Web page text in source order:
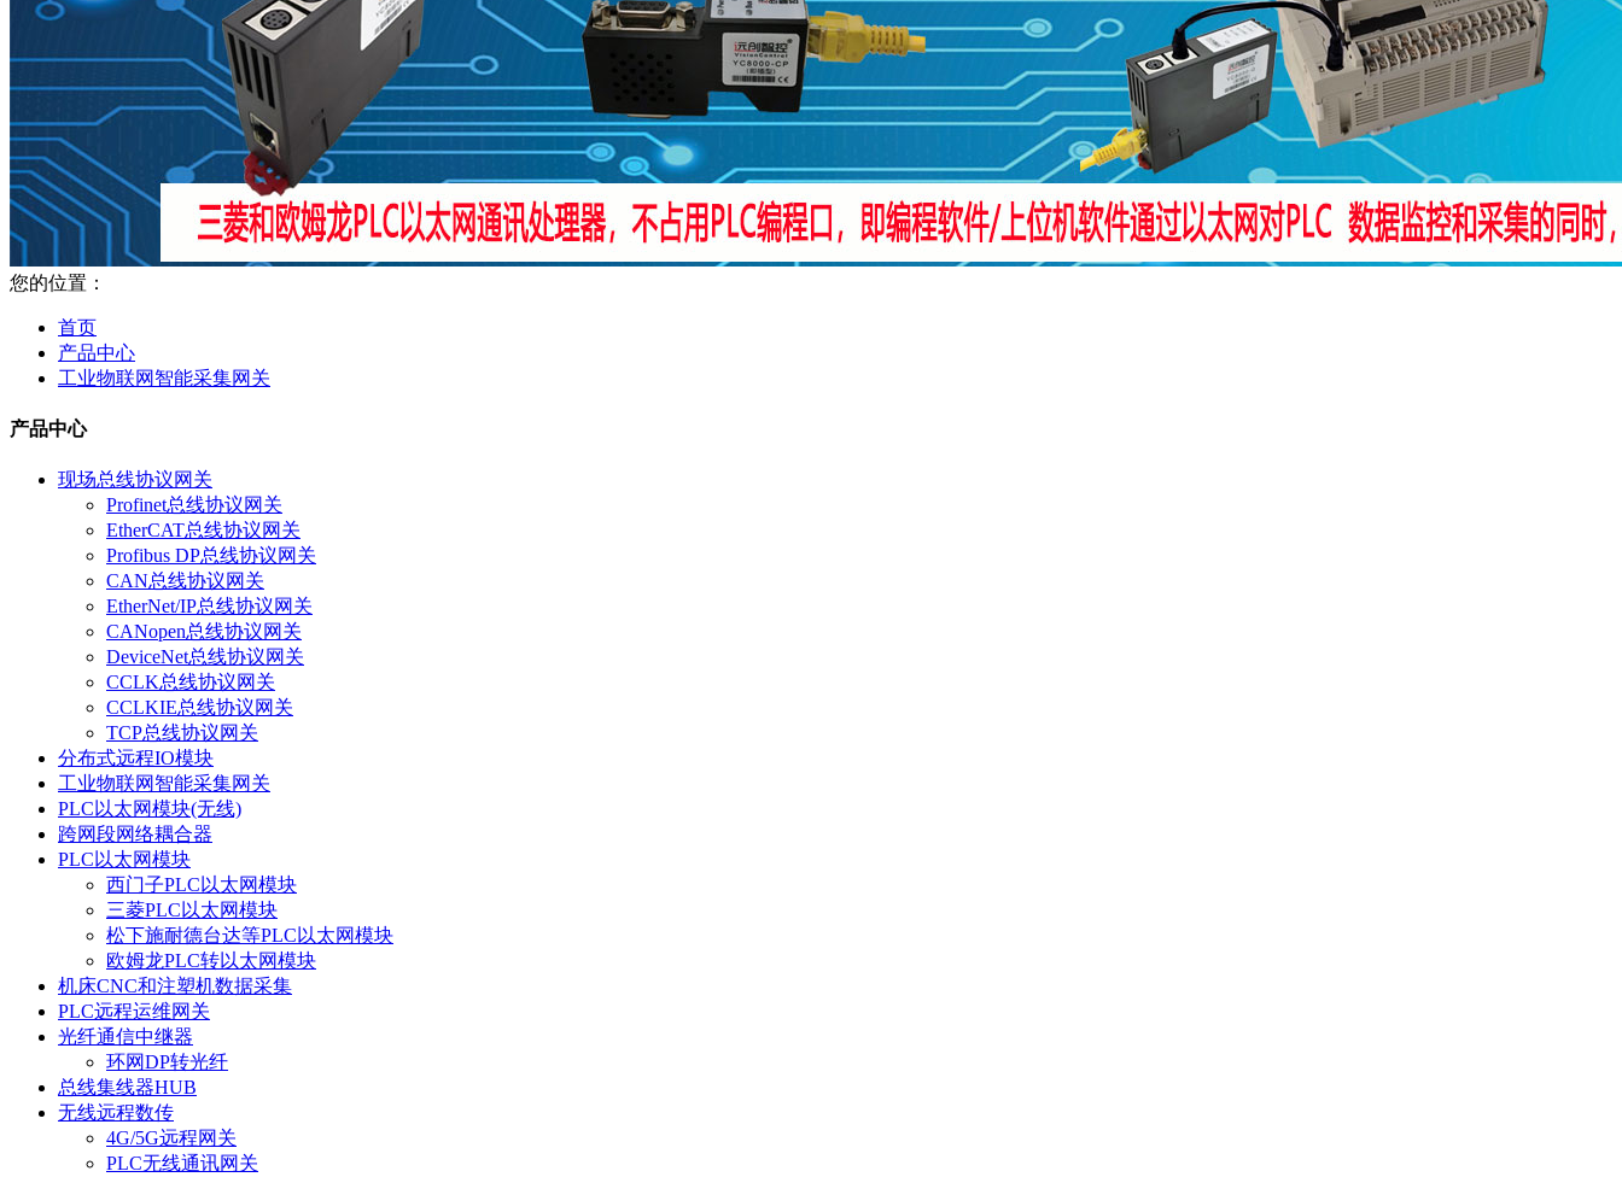
您的位置：
首页
产品中心
工业物联网智能采集网关
产品中心
现场总线协议网关
Profinet总线协议网关
EtherCAT总线协议网关
Profibus DP总线协议网关
CAN总线协议网关
EtherNet/IP总线协议网关
CANopen总线协议网关
DeviceNet总线协议网关
CCLK总线协议网关
CCLKIE总线协议网关
TCP总线协议网关
分布式远程IO模块
工业物联网智能采集网关
PLC以太网模块(无线)
跨网段网络耦合器
PLC以太网模块
西门子PLC以太网模块
三菱PLC以太网模块
松下施耐德台达等PLC以太网模块
欧姆龙PLC转以太网模块
机床CNC和注塑机数据采集
PLC远程运维网关
光纤通信中继器
环网DP转光纤
总线集线器HUB
无线远程数传
4G/5G远程网关
PLC无线通讯网关